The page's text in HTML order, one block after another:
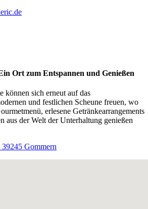
Ort zum Entspannen und Genießen
können sich erneut auf das
und festlichen Scheune freuen, wo
erlesene Getränkearrangements
aus der Welt der Unterhaltung genießen
39245 Gommern